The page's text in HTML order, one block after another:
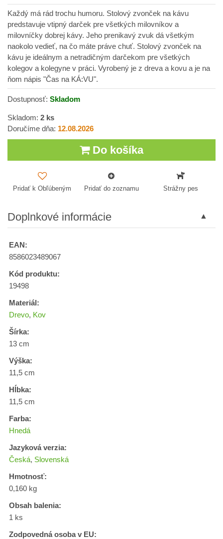
Každý má rád trochu humoru. Stolový zvonček na kávu
predstavuje vtipný darček pre všetkých milovníkov a
milovníčky dobrej kávy. Jeho prenikavý zvuk dá všetkým
naokolo vedieť, na čo máte práve chuť. Stolový zvonček na
kávu je ideálnym a netradičným darčekom pre všetkých
kolegov a kolegyne v práci. Vyrobený je z dreva a kovu a je na
ňom nápis "Čas na KÁ:VU".
Dostupnosť: Skladom
Skladom: 2 ks
Doručíme dňa: 12.08.2026
Do košíka
Pridať k Obľúbeným Pridať do zoznamu Strážny pes
Doplnkové informácie
EAN:
8586023489067
Kód produktu:
19498
Materiál:
Drevo, Kov
Šírka:
13 cm
Výška:
11,5 cm
Hĺbka:
11,5 cm
Farba:
Hnedá
Jazyková verzia:
Česká, Slovenská
Hmotnosť:
0,160 kg
Obsah balenia:
1 ks
Zodpovedná osoba v EU: